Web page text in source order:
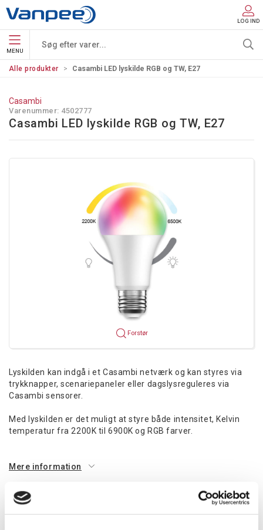
LOG IND
MENU
Alle produkter Casambi LED lyskilde RGB og TW, E27
Casambi
Varenummer: 4502777
Casambi LED lyskilde RGB og TW, E27
Forstør
Lyskilden kan indgå i et Casambi netværk og kan styres via
trykknapper, scenariepaneler eller dagslysreguleres via
Casambi sensorer.
Med lyskilden er det muligt at styre både intensitet, Kelvin
temperatur fra 2200K til 6900K og RGB farver.
Mere information
Information Dokumenter